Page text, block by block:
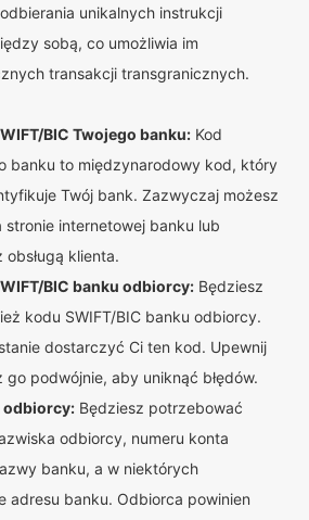
unikalnych instrukcji
sobą, co umożliwia im
transakcji transgranicznych.
BIC Twojego banku: Kod
banku to międzynarodowy kod, który
Twój bank. Zazwyczaj możesz
internetowej banku lub
klienta.
BIC banku odbiorcy: Będziesz
kodu SWIFT/BIC banku odbiorcy.
dostarczyć Ci ten kod. Upewnij
podwójnie, aby uniknąć błędów.
odbiorcy: Będziesz potrzebować
odbiorcy, numeru konta
banku, a w niektórych
adresu banku. Odbiorca powinien